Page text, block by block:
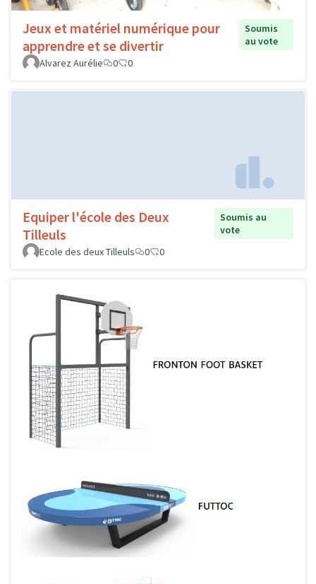
Jeux et matériel numérique pour
apprendre et se divertir
Soumis
au vote
Alvarez Aurélie
0 0
Equiper l'école des Deux
Tilleuls
Soumis au
vote
Ecole des deux Tilleuls
0 0